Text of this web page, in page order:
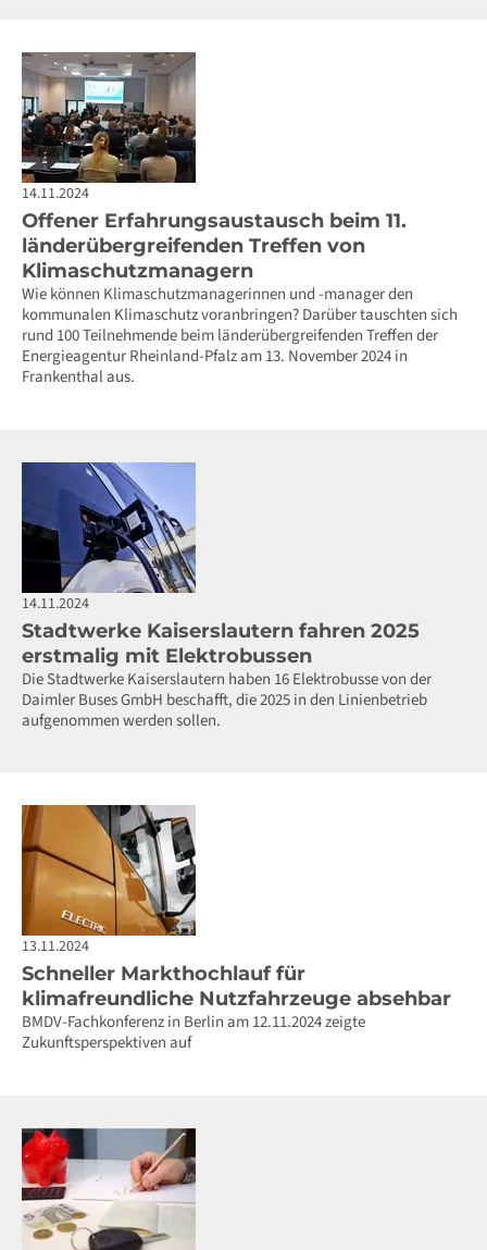
14.11.2024
Offener Erfahrungsaustausch beim 11.
länderübergreifenden Treffen von
Klimaschutzmanagern
Wie können Klimaschutzmanagerinnen und -manager den
kommunalen Klimaschutz voranbringen? Darüber tauschten sich
rund 100 Teilnehmende beim länderübergreifenden Treffen der
Energieagentur Rheinland-Pfalz am 13. November 2024 in
Frankenthal aus.
14.11.2024
Stadtwerke Kaiserslautern fahren 2025
erstmalig mit Elektrobussen
Die Stadtwerke Kaiserslautern haben 16 Elektrobusse von der
Daimler Buses GmbH beschafft, die 2025 in den Linienbetrieb
aufgenommen werden sollen.
13.11.2024
Schneller Markthochlauf für
klimafreundliche Nutzfahrzeuge absehbar
BMDV-Fachkonferenz in Berlin am 12.11.2024 zeigte
Zukunftsperspektiven auf